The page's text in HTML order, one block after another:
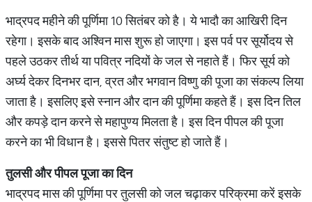
भाद्रपद महीने की पूर्णिमा 10 सितंबर को है। ये भादौ का आखिरी दिन
रहेगा। इसके बाद अश्विन मास शुरू हो जाएगा। इस पर्व पर सूर्योदय से
पहले उठकर तीर्थ या पवित्र नदियों के जल से नहाते हैं। फिर सूर्य को
अर्घ्य देकर दिनभर दान, व्रत और भगवान विष्णु की पूजा का संकल्प लिया
जाता है। इसलिए इसे स्नान और दान की पूर्णिमा कहते हैं। इस दिन तिल
और कपड़े दान करने से महापुण्य मिलता है। इस दिन पीपल की पूजा
करने का भी विधान है। इससे पितर संतुष्ट हो जाते हैं।
तुलसी और पीपल पूजा का दिन
भाद्रपद मास की पूर्णिमा पर तुलसी को जल चढ़ाकर परिक्रमा करें इसके